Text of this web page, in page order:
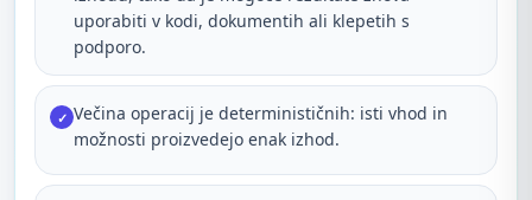
uporabiti v kodi, dokumentih ali klepetih s
podporo.
✓ Večina operacij je determinističnih: isti vhod in
možnosti proizvedejo enak izhod.